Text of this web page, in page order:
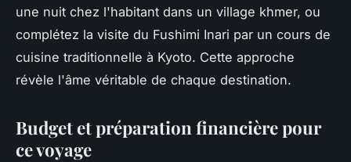
une nuit chez l'habitant dans un village khmer, ou
complétez la visite du Fushimi Inari par un cours de
cuisine traditionnelle à Kyoto. Cette approche
révèle l'âme véritable de chaque destination.
Budget et préparation financière pour
ce voyage